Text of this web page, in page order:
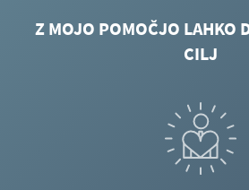
Z MOJO POMOČJO LAHKO
CILJ